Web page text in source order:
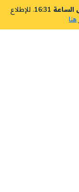
. للإطلاع
هنا